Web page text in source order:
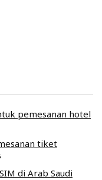
pemesanan hotel
tiket
di Arab Saudi